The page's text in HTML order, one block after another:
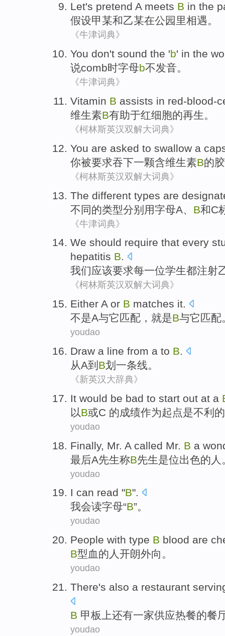
Let's pretend A meets B in the
假设甲 某和乙某在公园里相遇。
《牛津词典》
You don't sound the 'b' in the
说comb时字母b不发音。
《牛津词典》
Vitamin B assists in red-blood-
维生素B有助于红细胞的再生。
《柯林斯英汉双解大词典》
You are asked to swallow a
你被要求吞下一颗含维生素B的
《柯林斯英汉双解大词典》
The different types are
不同的类型分别 用字母A、 B和C
《牛津词典》
We should require that every
hepatitis B.
我们应该要求每一位学生都注射
《柯林斯英汉双解大词典》
Either Aor B matches it.
不是A与它 匹配 ，就是B与它匹配
youdao
Draw a line from a to B.
从A到 B划一条线。
《新英汉大辞典》
It would be bad to start out at a
以B或C 的成绩作为起点是不利
youdao
Finally, Mr. A called Mr. B a
最后A先生称B先生是位出色的 人
youdao
I can read "B".
我会读字母“B”。
youdao
People with type B blood are
B型 血 的 人 开朗外向 。
youdao
There's also a restaurant
B 甲板上还有一家供应热餐的餐
youdao